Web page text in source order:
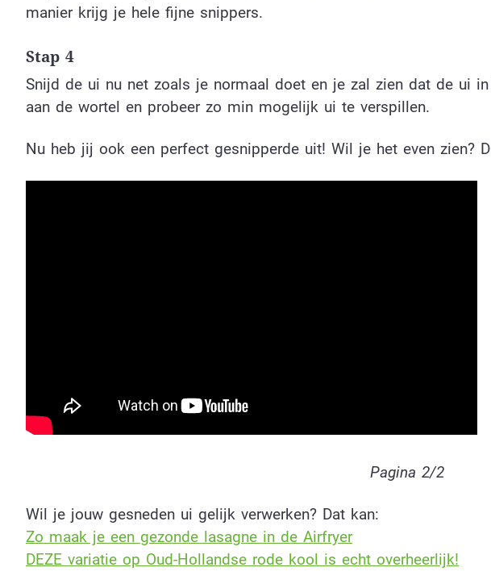
manier krijg je hele fijne snippers.
Stap 4
Snijd de ui nu net zoals je normaal doet en je zal zien dat de ui
aan de wortel en probeer zo min mogelijk ui te verspillen.
Nu heb jij ook een perfect gesnipperde uit! Wil je het even zien?
Pagina 2/2
Wil je jouw gesneden ui gelijk verwerken? Dat kan:
Zo maak je een gezonde lasagne in de Airfryer
DEZE variatie op Oud-Hollandse rode kool is echt overheerlijk!